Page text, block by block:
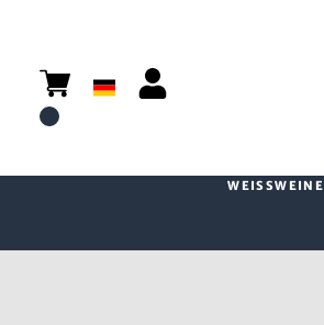
WEISSWEINE